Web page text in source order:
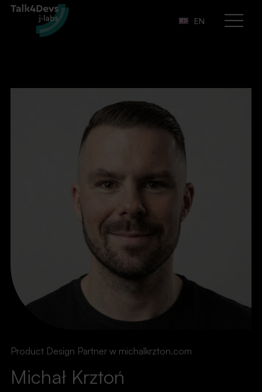
EN
Otwórz
Product Design Partner w michalkrzton.com
Michał Krztoń